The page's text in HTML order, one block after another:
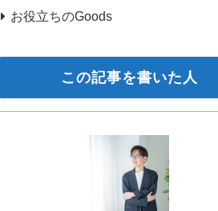
お役立ちのGoods
この記事を書いた人